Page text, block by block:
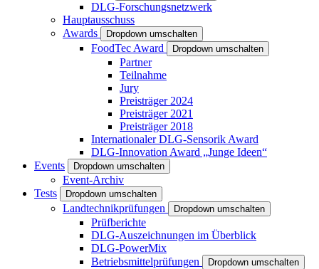
DLG-Forschungsnetzwerk
Hauptausschuss
Awards
Dropdown umschalten
FoodTec Award Dropdown umschalten
Partner
Teilnahme
Jury
Preisträger 2024
Preisträger 2021
Preisträger 2018
Internationaler DLG-Sensorik Award
DLG-Innovation Award „Junge Ideen“
Events
Dropdown umschalten
Event-Archiv
Tests
Dropdown umschalten
Landtechnikprüfungen Dropdown umschalten
Prüfberichte
DLG-Auszeichnungen im Überblick
DLG-PowerMix
Betriebsmittelprüfungen
Dropdown umschalten